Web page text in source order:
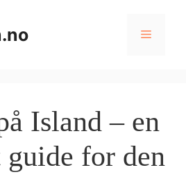
Meny
Island – en
for den